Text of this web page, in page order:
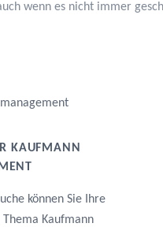
wenn es nicht immer
KAUFMANN
können Sie Ihre
Kaufmann